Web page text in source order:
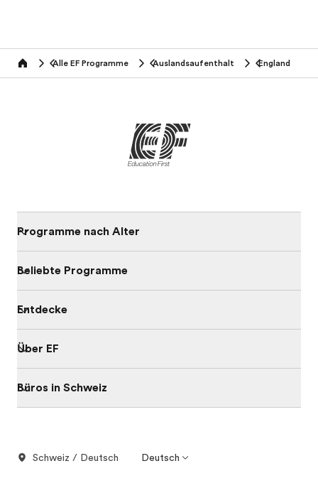
home Alle EF Programme Auslandsaufenthalt England
Programme nach Alter
Beliebte Programme
Entdecke
Über EF
Büros in Schweiz
Schweiz / Deutsch Deutsch